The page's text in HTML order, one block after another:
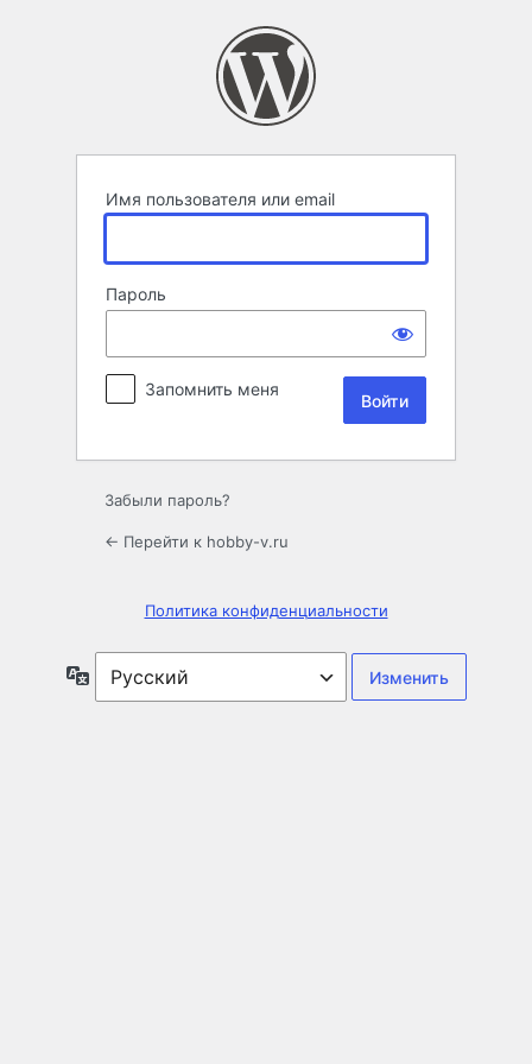
Имя пользователя или email
Пароль
Запомнить меня
Забыли пароль?
← Перейти к hobby-v.ru
Политика конфиденциальности
Язык